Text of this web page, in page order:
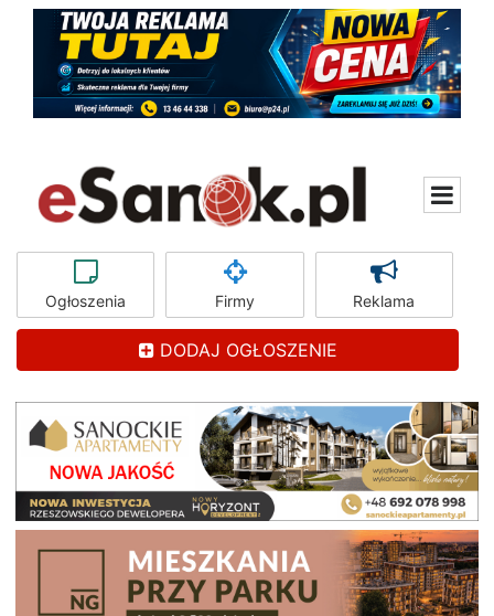
Ogłoszenia Firmy Reklama
DODAJ OGŁOSZENIE